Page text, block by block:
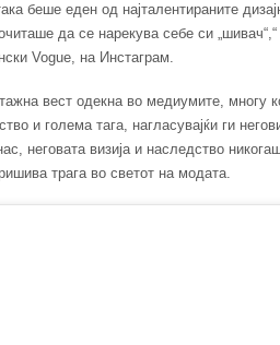
беше еден од најталентираните
да се нарекува себе си
Vogue, на Инстаграм.
вест одекна во медиумите, многу
и голема тага, нагласувајќи ги
неговата визија и наследство
трага во светот на модата.